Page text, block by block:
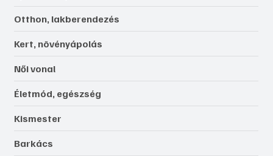
Otthon, lakberendezés
Kert, növényápolás
Női vonal
Életmód, egészség
Kismester
Barkács